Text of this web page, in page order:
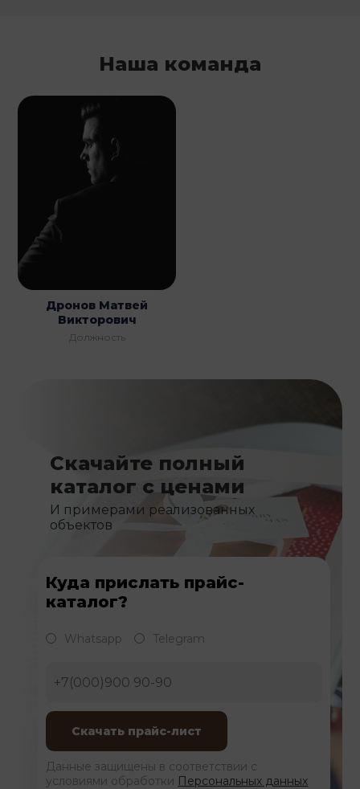
Наша команда
Дронов Матвей
Викторович
Должность
Скачайте полный
каталог с ценами
И примерами реализованных
объектов
Куда прислать прайс-
каталог?
Whatsapp Telegram
Данные защищены в соответствии с
условиями обработки Персональных данных